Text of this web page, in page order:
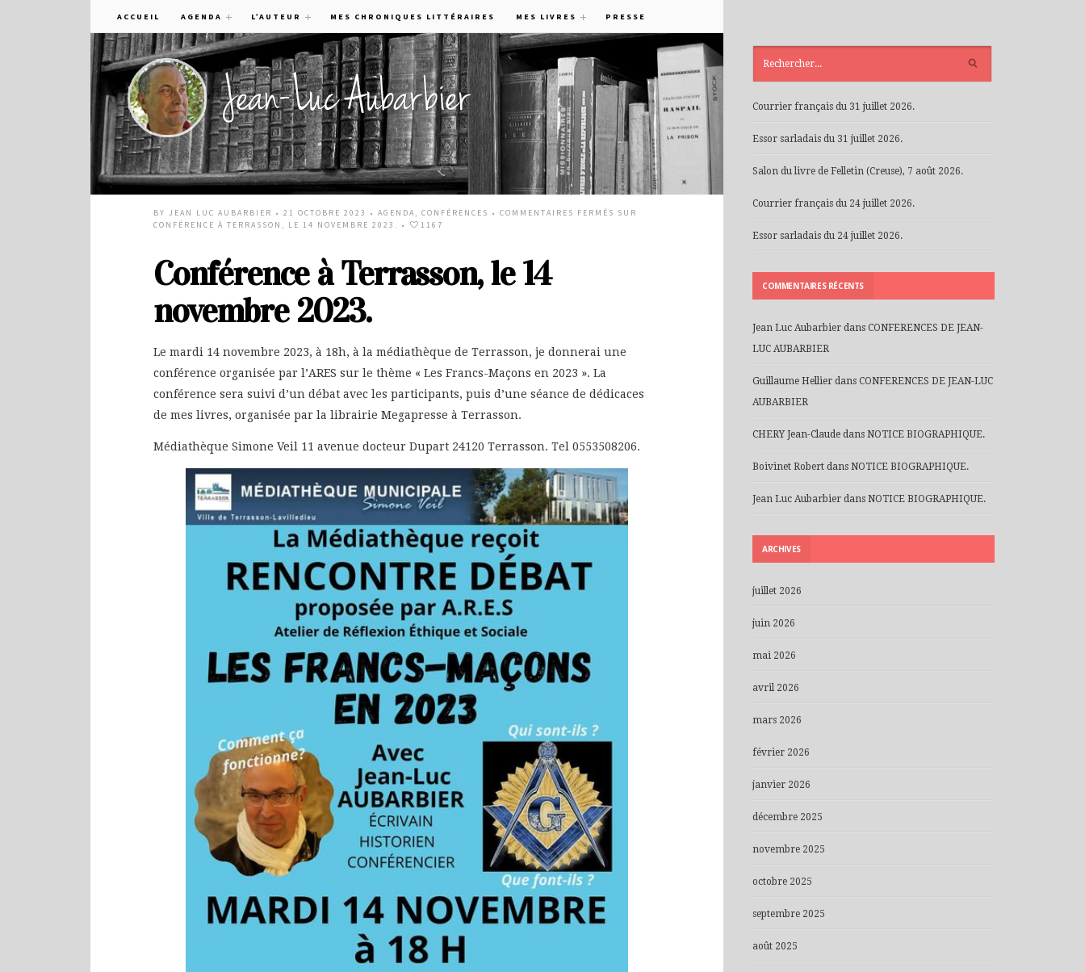
ACCUEIL AGENDA L’AUTEUR MES CHRONIQUES LITTÉRAIRES MES LIVRES PRESSE
BYJEAN LUC AUBARBIER • 21 OCTOBRE 2023 •AGENDA,CONFÉRENCES •COMMENTAIRES FERMÉS SUR
CONFÉRENCE À TERRASSON, LE 14 NOVEMBRE 2023. • 1167
Conférence à Terrasson, le 14
novembre 2023.
Le mardi 14 novembre 2023, à 18h, à la médiathèque de Terrasson, je donnerai une
conférence organisée par l’ARES sur le thème « Les Francs-Maçons en 2023 ». La
conférence sera suivi d’un débat avec les participants, puis d’une séance de dédicaces
de mes livres, organisée par la librairie Megapresse à Terrasson.
Médiathèque Simone Veil 11 avenue docteur Dupart 24120 Terrasson. Tel 0553508206.
Courrier français du 31 juillet 2026.
Essor sarladais du 31 juillet 2026.
Salon du livre de Felletin (Creuse), 7 août 2026.
Courrier français du 24 juillet 2026.
Essor sarladais du 24 juillet 2026.
COMMENTAIRES RÉCENTS
Jean Luc Aubarbier dans CONFERENCES DE JEAN-
LUC AUBARBIER
Guillaume Hellier dans CONFERENCES DE JEAN-LUC
AUBARBIER
CHERY Jean-Claude dans NOTICE BIOGRAPHIQUE.
Boivinet Robert dans NOTICE BIOGRAPHIQUE.
Jean Luc Aubarbier dans NOTICE BIOGRAPHIQUE.
ARCHIVES
juillet 2026
juin 2026
mai 2026
avril 2026
mars 2026
février 2026
janvier 2026
décembre 2025
novembre 2025
octobre 2025
septembre 2025
août 2025